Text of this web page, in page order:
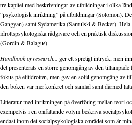
tre kapitel med beskrivningar av utbildningar i olika
“psykologisk inriktning” på utbildningar (Solomon).
Gangyan) samt Sydamerika (Samulski & Becker).
idrottspsykologiska rådgivare och en praktisk
(Gordin & Balague).
Handbook of research... ger ett spretigt intryck, men
det presenterats en större genomgång av den
fokus på elitidrotten, men gav en solid genomgång av
den boken var mer konkret och samlad samt därmed
Litteratur med inriktningen på överföring mellan teori
exempelvis i en omfattande volym beskriva
endast inom det socialpsykologiska området som är